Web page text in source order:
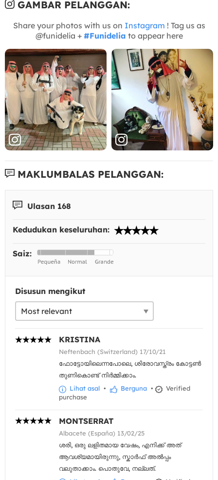
GAMBAR PELANGGAN:
Share your photos with us on Instagram ! Tag us as
@funidelia + #Funidelia to appear here
MAKLUMBALAS PELANGGAN:
Ulasan 168
Kedudukan keseluruhan:
Saiz:
Disusun mengikut
KRISTINA
Neftenbach (Switzerland) 17/10/21
ഫോട്ടോയിലെന്നപോലെ, ശിരോവസ്ത്രം കോട്ടൺ
തുണികൊണ്ട് നിർമ്മിക്കാം.
Lihat asal • Berguna •
Verified
purchase
MONTSERRAT
Albacete (España) 13/02/25
ശരി, ഒരു ലളിതമായ വേഷം, എനിക്ക് അത്
ആവശ്യമായിരുന്നു, സ്കാർഫ് അൽപ്പം
വലുതാക്കാം. പൊതുവേ, നല്ലത്.